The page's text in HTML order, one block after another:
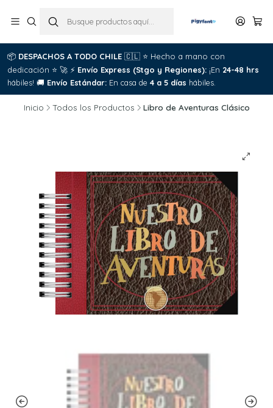
📦 DESPACHOS A TODO CHILE 🇨🇱 ⭐ Hecho a mano con
dedicación ⭐ 🚀 ⚡ Envío Express (Stgo y Regiones): ¡En 24-48 hrs
hábiles! 🚚 Envío Estándar: En casa de 4 a 5 días hábiles.
Inicio Todos los Productos Libro de Aventuras Clásico